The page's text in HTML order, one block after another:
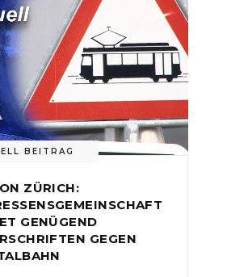
BEITRAG
ZÜRICH:
GENÜGEND
GEGEN